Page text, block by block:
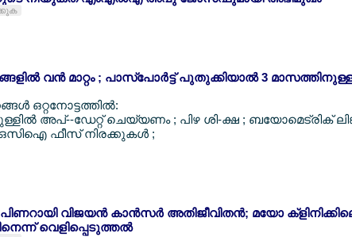
വന്‍ മാറ്റം ; പാസ്പോര്‍ട്ട് പുതുക്കിയാല്‍ 3
ഒറ്റനോട്ടത്തില്‍:
അപ്--ഡേറ്റ് ചെയ്യണം ; പിഴ ശി-ക്ഷ ; ബയോമെട്രിക്
ഫീസ് നിരക്കുകള്‍ ;
വിജയന്‍ കാന്‍സര്‍ അതിജീവിതന്‍; മയോ
വെളിപ്പെടുത്തല്‍